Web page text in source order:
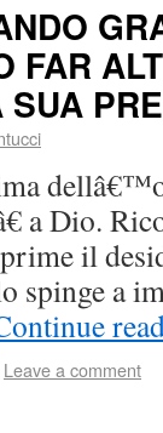
FAR
a Dio.
il
spinge a
Leave a comment